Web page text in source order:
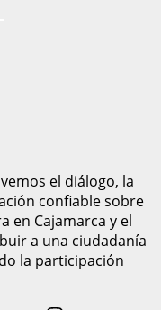
el diálogo, la
confiable sobre
en Cajamarca y el
a una ciudadanía
la participación